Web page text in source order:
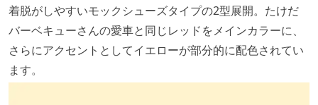
着脱がしやすいモックシューズタイプの2型展開。たけだ
バーベキューさんの愛車と同じレッドをメインカラーに、
さらにアクセントとしてイエローが部分的に配色されてい
ます。